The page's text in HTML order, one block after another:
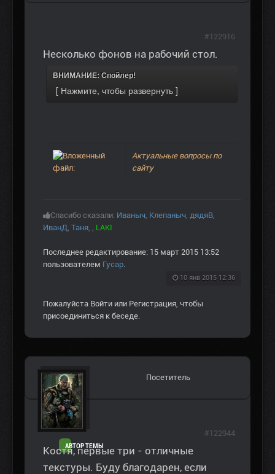
Несколько фонов на рабочий стол.
ВНИМАНИЕ: Спойлер!
Актуальные вопросы по
сайту
Спасибо сказали: Иваныч Клепаныч дядяВ
ИванД Таня LAKI
Последнее редактирование: 15 март 2015 13:52
пользователем Гусар
10 янв 2015 12:36
#122916
Пожалуйста Войти или Регистрация , чтобы
присоединиться к беседе.
АВТОР ТЕМЫ
Посетитель
Костя, первые три - отличные
текстуры. Буду благодарен, если
#122944